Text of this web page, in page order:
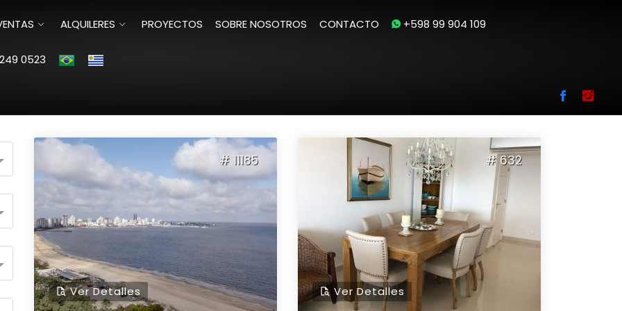
ALQUILERES PROYECTOS SOBRE NOSOTROS CONTACTO +598 99 904 109
0523
# 11185
Ver Detalles
# 632
Ver Detalles